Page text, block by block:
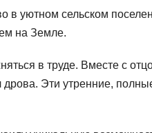
в уютном сельском
на Земле.
в труде. Вместе с
Эти утренние,